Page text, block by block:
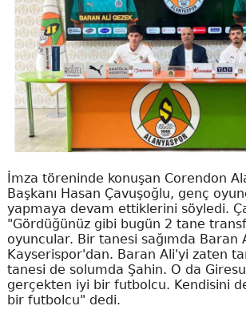
İmza töreninde konuşan Corendon
Başkanı Hasan Çavuşoğlu, genç
yapmaya devam ettiklerini söyledi.
"Gördüğünüz gibi bugün 2 tane
oyuncular. Bir tanesi sağımda Baran
Kayserispor'dan. Baran Ali'yi zaten
tanesi de solumda Şahin. O da
gerçekten iyi bir futbolcu. Kendisini
bir futbolcu" dedi.